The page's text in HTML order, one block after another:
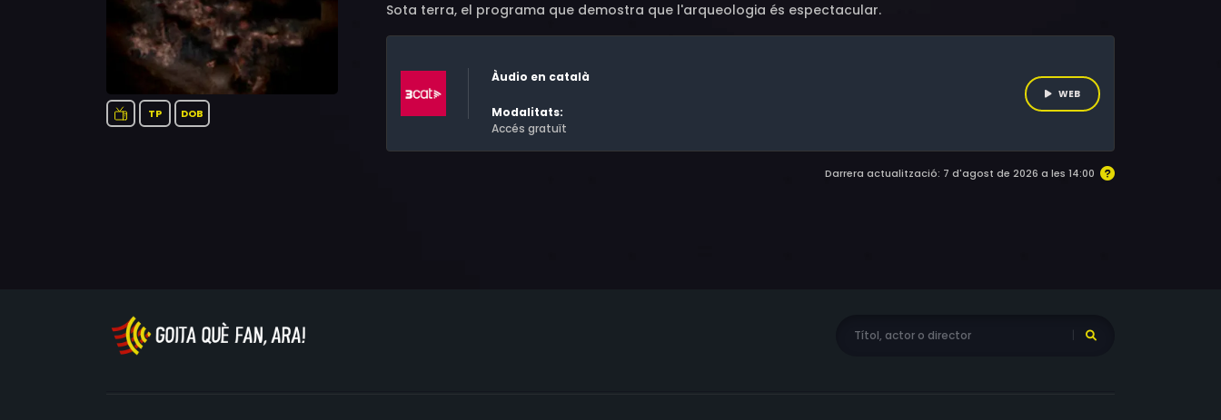
TP DOB
Sota terra, el programa que demostra que l'arqueologia és espectacular.
Àudio en català
Modalitats:
Accés gratuït
WEB
Darrera actualització: 7 d'agost de 2026 a les 14:00